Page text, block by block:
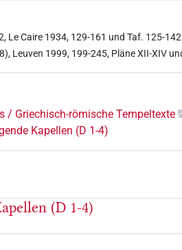
Le Caire 1934, 129-161 und Taf. 125-
Leuven 1999, 199-245, Pläne XII-XIV
/ Griechisch-römische Tempeltexte
Kapellen (D 1-4)
(D 1-4)